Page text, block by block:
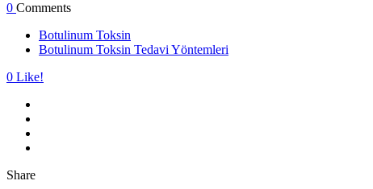
0 Comments
Botulinum Toksin
Botulinum Toksin Tedavi Yöntemleri
0 Like!
Share